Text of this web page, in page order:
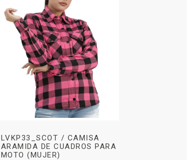
LVKP33_SCOT / CAMISA
ARAMIDA DE CUADROS PARA
MOTO (MUJER)